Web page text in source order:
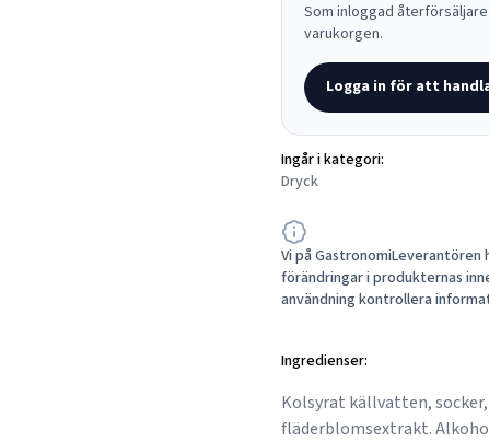
Som inloggad
varukorgen.
Logga in för att
Ingår i kategori:
Dryck
Vi på
förändringar i produkternas
användning kontrollera
Ingredienser:
Kolsyrat källvatten,
fläderblomsextrakt.